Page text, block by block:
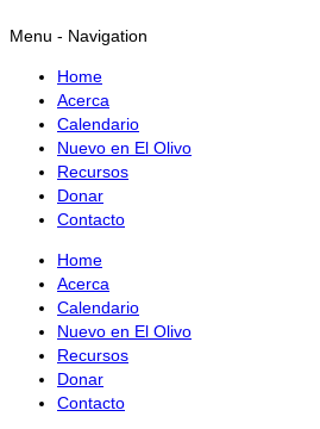
Menu - Navigation
Home
Acerca
Calendario
Nuevo en El Olivo
Recursos
Donar
Contacto
Home
Acerca
Calendario
Nuevo en El Olivo
Recursos
Donar
Contacto